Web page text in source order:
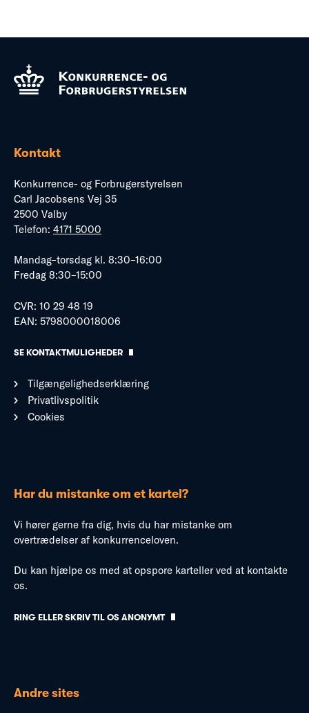
Kontakt
Konkurrence- og Forbrugerstyrelsen
Carl Jacobsens Vej 35
2500 Valby
Telefon: 4171 5000
Mandag–torsdag kl. 8:30–16:00
Fredag 8:30–15:00
CVR: 10 29 48 19
EAN: 5798000018006
SE KONTAKTMULIGHEDER
Tilgængelighedserklæring
Privatlivspolitik
Cookies
Har du mistanke om et kartel?
Vi hører gerne fra dig, hvis du har mistanke om
overtrædelser af konkurrenceloven.
Du kan hjælpe os med at opspore karteller ved at kontakte
os.
RING ELLER SKRIV TIL OS ANONYMT
Andre sites